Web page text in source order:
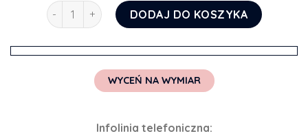
ilość Fototapeta folklorDODAJ DO KOSZYKA
WYCEŃ NA WYMIAR
Infolinia telefoniczna: